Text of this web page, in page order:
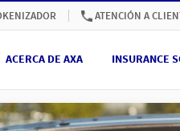
ATENCIÓN A
ACERCA DE AXA INSURANCE